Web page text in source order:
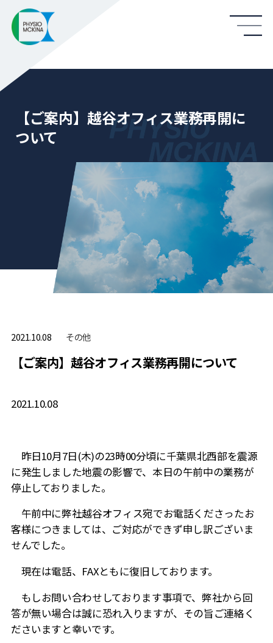
【ご案内】越谷オフィス業務再開に
ついて
2021.10.08 その他
【ご案内】越谷オフィス業務再開について
2021.10.08
昨日10月7日(木)の23時00分頃に千葉県北西部を震源
に発生しました地震の影響で、本日の午前中の業務が
停止しておりました。
午前中に弊社越谷オフィス宛でお電話くださったお
客様につきましては、ご対応ができず申し訳ございま
せんでした。
現在は電話、FAXともに復旧しております。
もしお問い合わせしております事項で、弊社から回
答が無い場合は誠に恐れ入りますが、その旨ご連絡く
ださいますと幸いです。